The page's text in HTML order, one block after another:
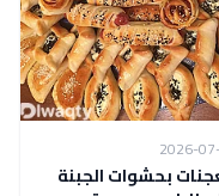
2026-
بحشوات الجبنة